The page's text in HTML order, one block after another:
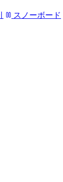
スノーボード